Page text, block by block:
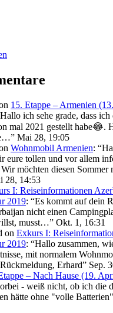
15. Etappe – Armenien
Hallo ich sehe grade, dass ich
mal 2021 gestellt habe😂.
” Mai 28, 19:05
Wohnmobil Armenien: “
eure tollen und vor allem
möchten diesen Sommer
28, 14:53
I: Reiseinformationen
2019: “Es kommt auf dein
nicht einen
musst…” Okt. 1, 16:31
on Exkurs I:
2019: “Hallo zusammen,
mit normalem
Erhard” Sep.
– Nach Hause (19.
- weiß nicht, ob ich die
hätte ohne "volle